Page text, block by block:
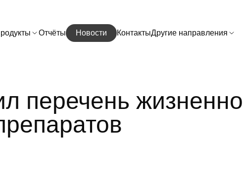
Отчёты Новости КонтактыДругие направления
перечень